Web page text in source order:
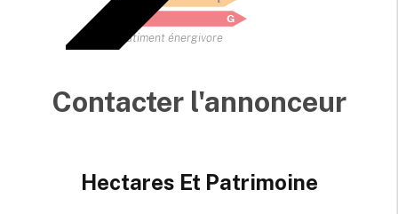
Bâtiment énergivore
Contacter l'annonceur
Hectares Et Patrimoine